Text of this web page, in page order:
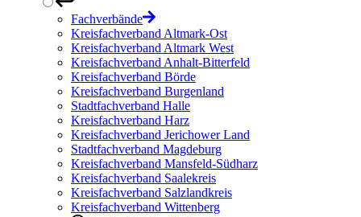
Fachverbände
Kreisfachverband Altmark-Ost
Kreisfachverband Altmark West
Kreisfachverband Anhalt-Bitterfeld
Kreisfachverband Börde
Kreisfachverband Burgenland
Stadtfachverband Halle
Kreisfachverband Harz
Kreisfachverband Jerichower Land
Stadtfachverband Magdeburg
Kreisfachverband Mansfeld-Südharz
Kreisfachverband Saalekreis
Kreisfachverband Salzlandkreis
Kreisfachverband Wittenberg